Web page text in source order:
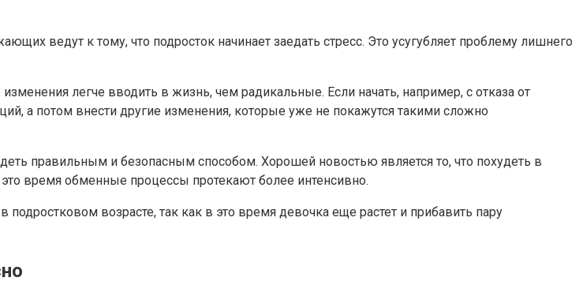
ведут к тому, что подросток начинает заедать стресс. Это усугубляет проблему лишнего
легче вводить в жизнь, чем радикальные. Если начать, например, с отказа от
а потом внести другие изменения, которые уже не покажутся такими сложно
правильным и безопасным способом. Хорошей новостью является то, что похудеть в
время обменные процессы протекают более интенсивно.
возрасте, так как в это время девочка еще растет и прибавить пару